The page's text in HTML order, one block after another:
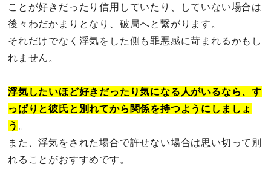
ことが好きだったり信用していたり、していない場合は
後々わだかまりとなり、破局へと繋がります。
それだけでなく浮気をした側も罪悪感に苛まれるかもし
れません。
浮気したいほど好きだったり気になる人がいるなら、す
っぱりと彼氏と別れてから関係を持つようにしましょ
う 。
また、浮気をされた場合で許せない場合は思い切って別
れることがおすすめです。